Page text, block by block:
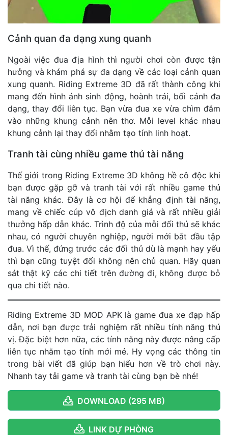
Cảnh quan đa dạng xung quanh
Ngoài việc đua địa hình thì người chơi còn được tận
hưởng và khám phá sự đa dạng về các loại cảnh quan
xung quanh. Riding Extreme 3D đã rất thành công khi
mang đến hình ảnh sinh động, hoành trái, bối cảnh đa
dạng, thay đổi liên tục. Bạn vừa đua xe vừa chìm đắm
vào những khung cảnh nên thơ. Mỗi level khác nhau
khung cảnh lại thay đổi nhằm tạo tính linh hoạt.
Tranh tài cùng nhiều game thủ tài năng
Thế giới trong Riding Extreme 3D không hề cô độc khi
bạn được gặp gỡ và tranh tài với rất nhiều game thủ
tài năng khác. Đây là cơ hội để khẳng định tài năng,
mang về chiếc cúp vô địch danh giá và rất nhiều giải
thưởng hấp dẫn khác. Trình độ của mỗi đối thủ sẽ khác
nhau, có người chuyên nghiệp, người mới bắt đầu tập
đua. Vì thế, đứng trước các đối thủ dù là mạnh hay yếu
thì bạn cũng tuyệt đối không nên chủ quan. Hãy quan
sát thật kỹ các chi tiết trên đường đi, không được bỏ
qua chi tiết nào.
Riding Extreme 3D MOD APK là game đua xe đạp hấp
dẫn, nơi bạn được trải nghiệm rất nhiều tính năng thú
vị. Đặc biệt hơn nữa, các tính năng này được nâng cấp
liên tục nhằm tạo tính mới mẻ. Hy vọng các thông tin
trong bài viết đã giúp bạn hiểu hơn về trò chơi này.
Nhanh tay tải game và tranh tài cùng bạn bè nhé!
DOWNLOAD (295 MB)
LINK DỰ PHÒNG